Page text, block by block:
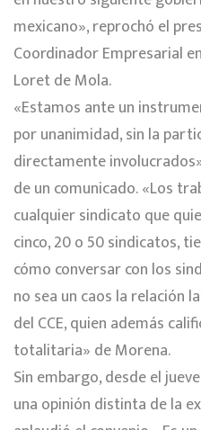
mexicano», reprochó el
Coordinador Empresarial
Loret de Mola.
«Estamos ante un
por unanimidad, sin la
directamente
de un comunicado. «Los
cualquier sindicato que
cinco, 20 o 50 sindicatos,
cómo conversar con los
no sea un caos la relación
del CCE, quien además
totalitaria» de Morena.
Sin embargo, desde el
una opinión distinta de la